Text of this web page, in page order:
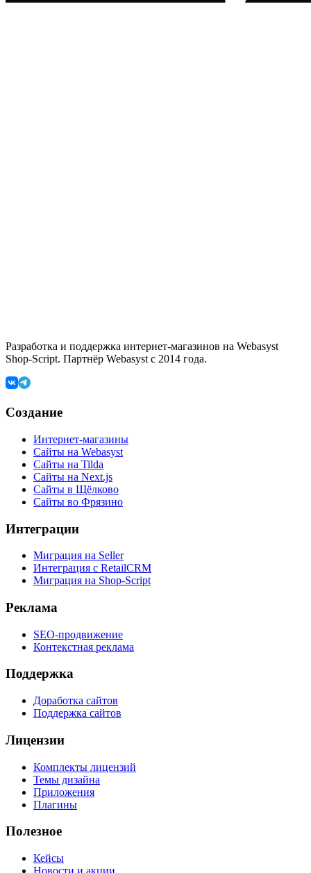
Разработка и поддержка интернет-магазинов на Webasyst
Shop-Script. Партнёр Webasyst с 2014 года.
Создание
Интернет-магазины
Сайты на Webasyst
Сайты на Tilda
Сайты на Next.js
Сайты в Щёлково
Сайты во Фрязино
Интеграции
Миграция на Seller
Интеграция с RetailCRM
Миграция на Shop-Script
Реклама
SEO-продвижение
Контекстная реклама
Поддержка
Доработка сайтов
Поддержка сайтов
Лицензии
Комплекты лицензий
Темы дизайна
Приложения
Плагины
Полезное
Кейсы
Новости и акции